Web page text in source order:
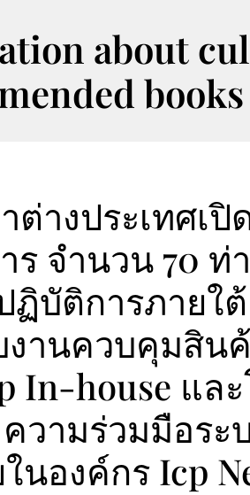
about
ต่างประเทศเ
ร จำนวน 70 ท่
ฏิบัติการภายใ
งานควบคุมสิน
In-house แล
ความร่วมมือร
นองค์กร Icp